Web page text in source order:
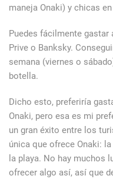
maneja Onaki) y chicas
Puedes fácilmente
Prive o Banksky.
semana (viernes o
botella.
Dicho esto, preferiría
Onaki, pero esa es mi
un gran éxito entre los
única que ofrece Onaki:
la playa. No hay muchos
ofrecer algo así, así que